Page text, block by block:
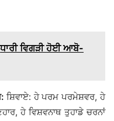
ਵਿਗੜੀ ਹੋਈ ਆਬੋ-
ਸ਼ਿਵਾਏ: ਹੇ ਪਰਮ ਪਰਮੇਸ਼ਵਰ, ਹੇ
ਹੇ ਵਿਸ਼ਵਨਾਥ ਤੁਹਾਡੇ ਚਰਨਾਂ